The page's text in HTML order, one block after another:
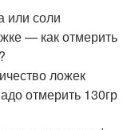
или соли
— как отмерить
ложек
отмерить 130гр